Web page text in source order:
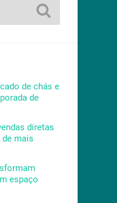
de chás e
de
diretas
mais
espaço